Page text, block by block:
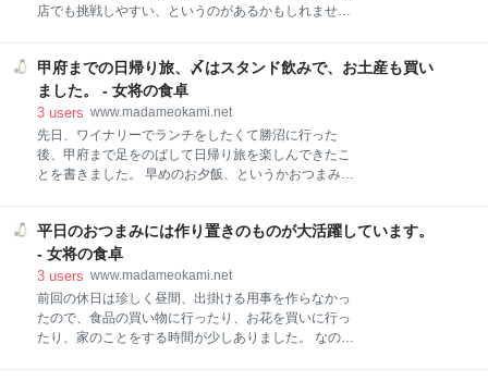
店でも挑戦しやすい、というのがあるかもしれませ
買ってみたり、いろんなパンを食べてみました。 自分
の好みで買うので、やはり同じようなパンを買ってし
まうのですが、だからこそパン屋さんの違いをすごく
感じることができた気がします。 好みが合うパン屋さ
ん、また通いたいパン屋さんも見つけたので、また違
うパンも食べてみたいです。 今週の朝ごはんあれこ
とお素麺 リトルマーメイドのパン パスタとパン 海老
もトマトクリームパスタとパンドミー 麺類 煮込みうど
ん カップヌードル 今週の朝ごはんあれこれ、いろんな
お店のパ
甲府までの日帰り旅、〆はスタンド飲みで、お土産も買い
ました。 - 女将の食卓
3 users www.madameokami.net
先日、ワイナリーでランチをしたくて勝沼に行った
後、甲府まで足をのばして日帰り旅を楽しんできたこ
とを書きました。 早めのお夕飯、というかおつまみと
して、駅前、というか駅構内でスタンド飲みしてみま
した。 ワインが主流で、お土産も売っているのです
が、それもワインが主流。 甲府ならではですよね。 旅
気分を味わえて楽しかったのでした。 甲府までの日帰
り旅、〆はスタンド飲みで、お土産も買いました。 ス
タンド飲み 葡萄酒一番館さん お土産 生の信玄餅 妹へ
平日のおつまみには作り置きのものが大活躍しています。
- 女将の食卓
3 users www.madameokami.net
前回の休日は珍しく昼間、出掛ける用事を作らなかっ
たので、食品の買い物に行ったり、お花を買いに行っ
たり、家のことをする時間が少しありました。 なの